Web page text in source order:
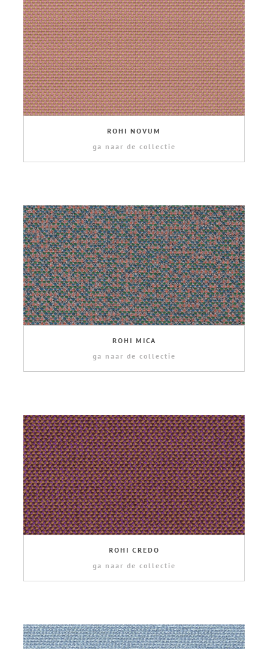
ROHI NOVUM
ga naar de collectie
ROHI MICA
ga naar de collectie
ROHI CREDO
ga naar de collectie